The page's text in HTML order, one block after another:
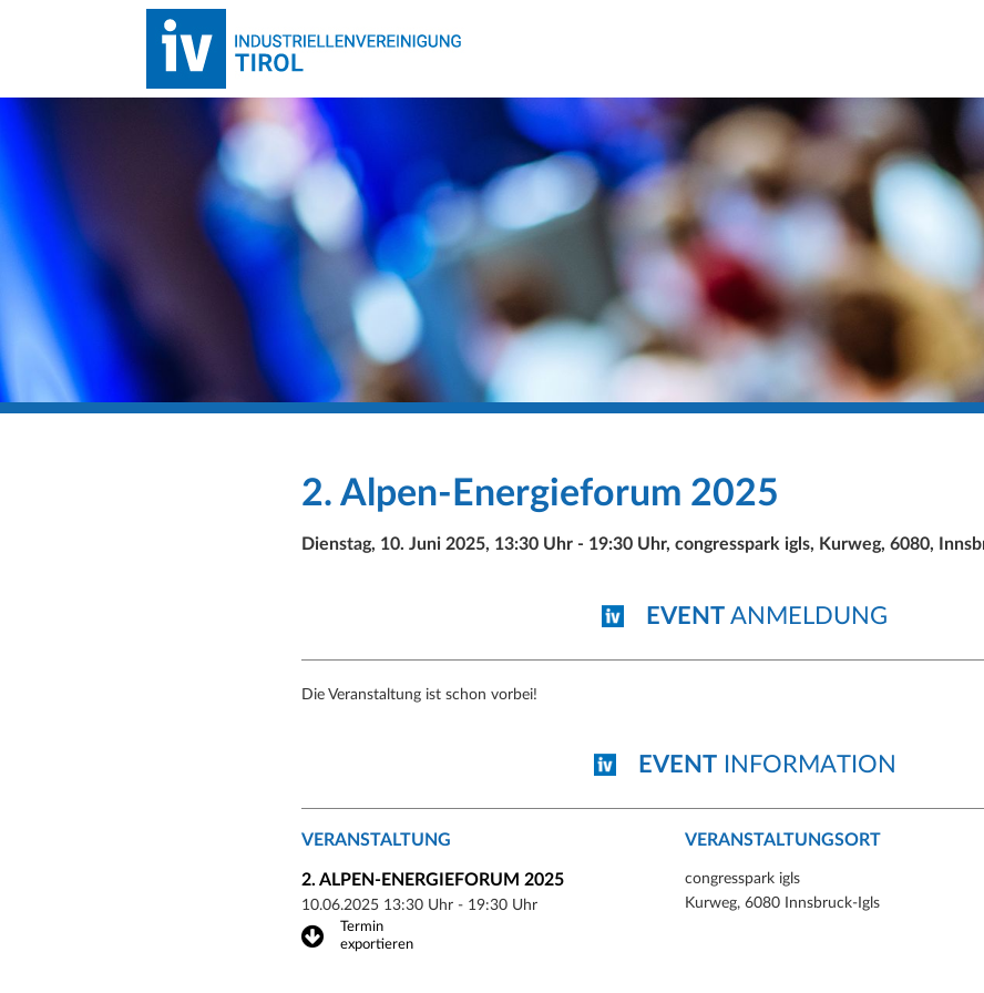
2. Alpen-Energieforum 2025
Dienstag, 10. Juni 2025, 13:30 Uhr - 19:30 Uhr, congresspark igls, Kurweg, 6080,
EVENT ANMELDUNG
Die Veranstaltung ist schon vorbei!
EVENTINFORMATION
VERANSTALTUNG
2. ALPEN-ENERGIEFORUM 2025
10.06.2025 13:30 Uhr - 19:30 Uhr
Termin
exportieren
VERANSTALTUNGSORT
congresspark igls
Kurweg, 6080 Innsbruck-Igls